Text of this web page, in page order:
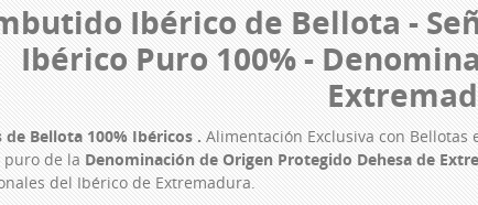
Ibérico de Bellota -
Ibérico Puro 100% -
de Bellota 100% Ibéricos .Alimentación Exclusiva con
puro de laDenominación de Origen Protegido Dehesa de
del Ibérico de Extremadura.